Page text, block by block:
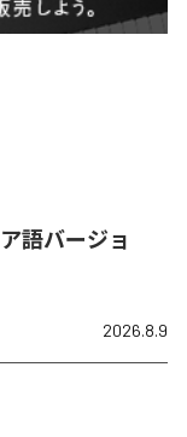
2026.8.9